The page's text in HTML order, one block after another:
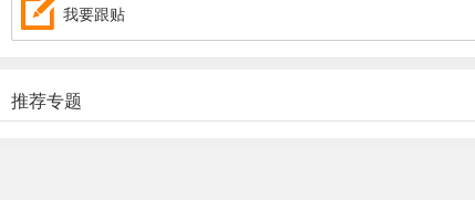
我要跟贴
推荐专题